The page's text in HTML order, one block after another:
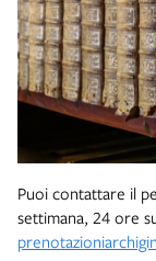
Puoi contattare il
settimana, 24 ore